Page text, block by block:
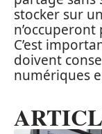
stocker sur
n’occuperont
C’est
doivent
numériques